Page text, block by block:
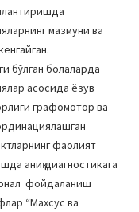
мазмуни ва
бўлган болаларда
асосида ёзув
графомотор ва
фаолият
аниқ диагностикага
фойдаланиш
“Махсус ва